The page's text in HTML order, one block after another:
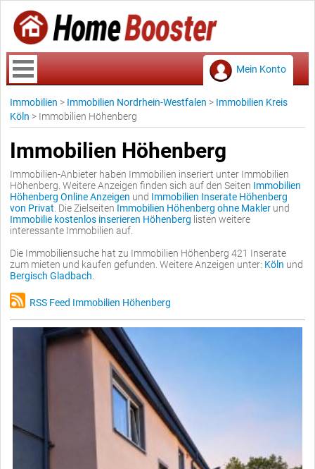
Mein Konto
Immobilien > Immobilien Nordrhein-Westfalen > Immobilien Kreis
Köln > Immobilien Höhenberg
Immobilien Höhenberg
Immobilien-Anbieter haben Immobilien inseriert unter Immobilien
Höhenberg. Weitere Anzeigen finden sich auf den Seiten Immobilien
Höhenberg Online Anzeigen und Immobilien Inserate Höhenberg
von Privat . Die Zielseiten Immobilien Höhenberg ohne Makler und
Immobilie kostenlos inserieren Höhenberg listen weitere
interessante Immobilien auf.
Die Immobiliensuche hat zu Immobilien Höhenberg 421 Inserate
zum mieten und kaufen gefunden. Weitere Anzeigen unter: Köln und
Bergisch Gladbach
RSS Feed Immobilien Höhenberg